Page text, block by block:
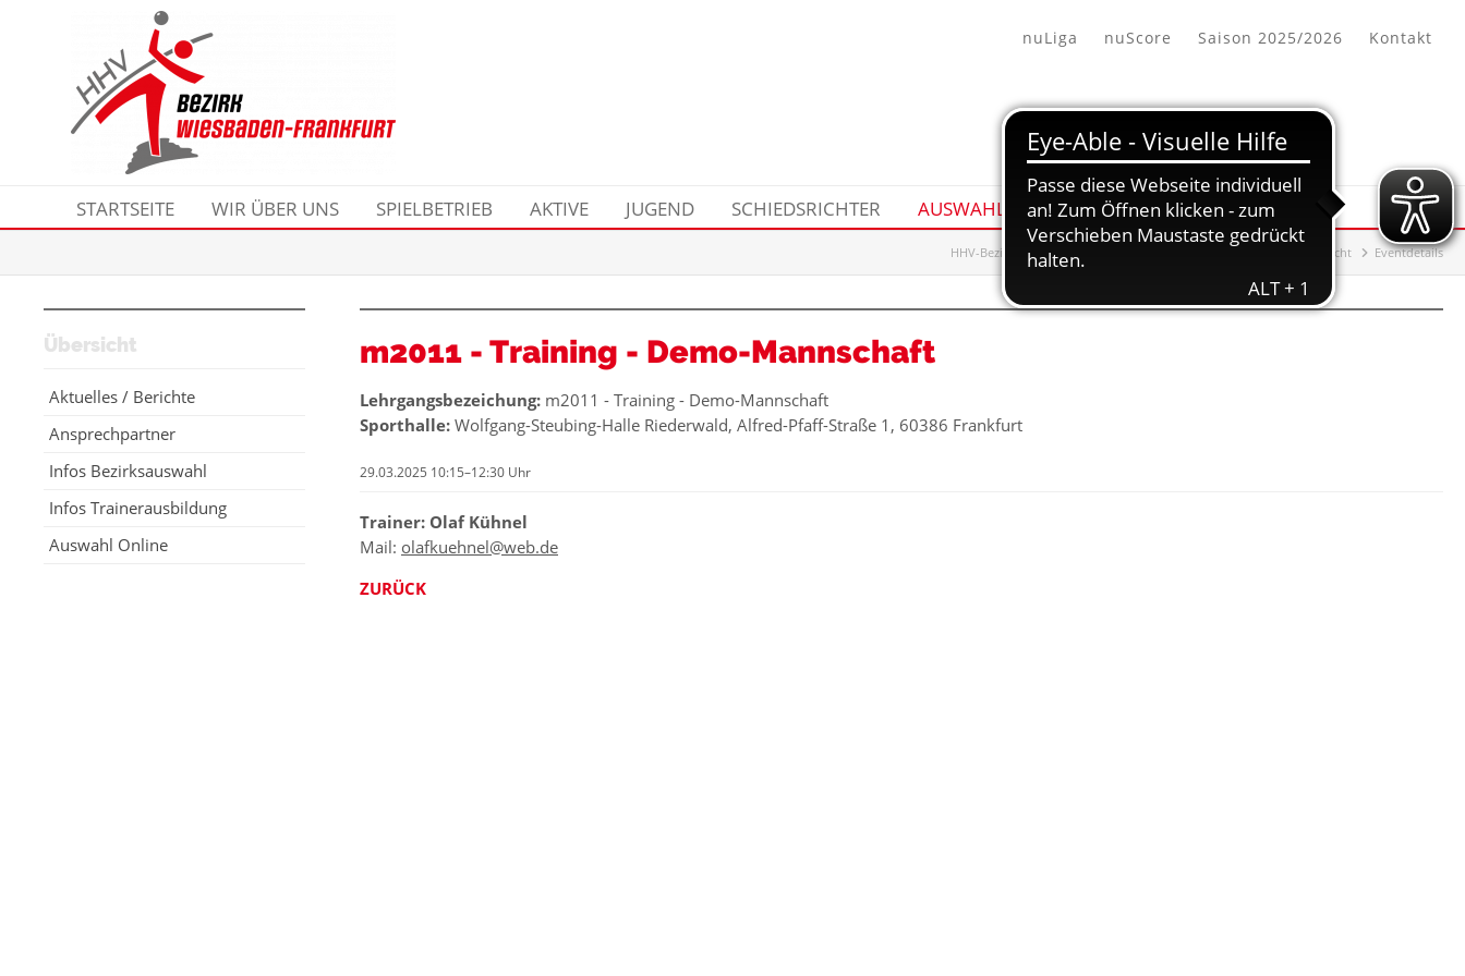
nuLiga nuScore Saison 2025/2026 Kontakt
STARTSEITE WIR ÜBER UNS SPIELBETRIEB AKTIVE JUGEND SCHIEDSRICHTER AUSWAHL/AUSBILDUNG
HHV-Bezirk Wiesbaden/Frankfurt Übersicht Eventdetails
Übersicht
Aktuelles / Berichte
Ansprechpartner
Infos Bezirksauswahl
Infos Trainerausbildung
Auswahl Online
m2011 - Training - Demo-Mannschaft
Lehrgangsbezeichung: m2011 - Training - Demo-Mannschaft
Sporthalle: Wolfgang-Steubing-Halle Riederwald, Alfred-Pfaff-Straße 1, 60386 Frankfurt
29.03.2025 10:15–12:30 Uhr
Trainer: Olaf Kühnel
Mail: olafkuehnel@web.de
ZURÜCK